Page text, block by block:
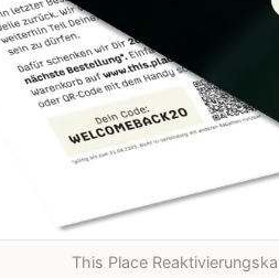
This Place